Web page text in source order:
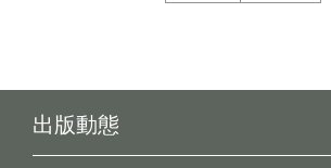
出版動態